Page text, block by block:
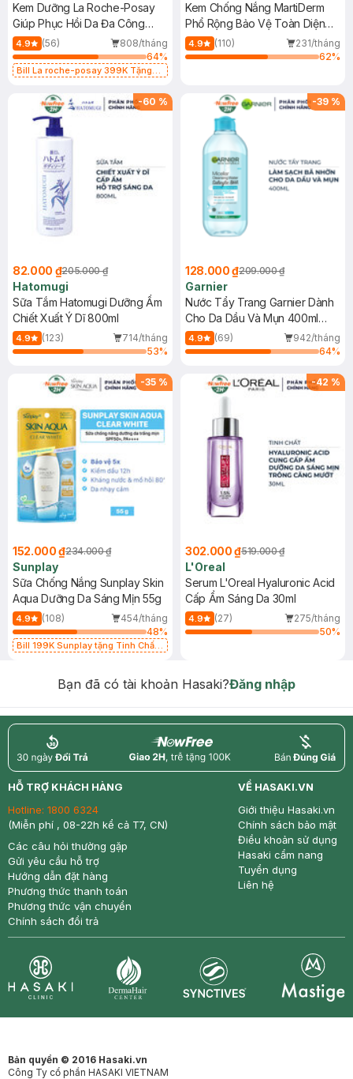
Kem Dưỡng La Roche-Posay
Giúp Phục Hồi Da Đa Công
Dụng 40ml
4.9 (56)
808/tháng
64%
Bill La roche-posay 399K Tặng
(SL có hạn)
Kem Chống Nắng MartiDerm
Phổ Rộng Bảo Vệ Toàn Diện
40ml
4.9 (110)
231/tháng
62%
-60 %
82.000 ₫205.000 ₫
Hatomugi
Sữa Tắm Hatomugi Dưỡng Ẩm
Chiết Xuất Ý Dĩ 800ml
4.9 (123)
714/tháng
53%
-39 %
128.000 ₫209.000 ₫
Garnier
Nước Tẩy Trang Garnier Dành
Cho Da Dầu Và Mụn 400ml
(Mới)
4.9 (69)
942/tháng
64%
-35 %
152.000 ₫234.000 ₫
Sunplay
Sữa Chống Nắng Sunplay Skin
Aqua Dưỡng Da Sáng Mịn 55g
4.9 (108)
454/tháng
48%
Bill 199K Sunplay tặng Tinh Chất
-42 %
302.000 ₫519.000 ₫
L'Oreal
Serum L'Oreal Hyaluronic Acid
Cấp Ẩm Sáng Da 30ml
4.9 (27)
275/tháng
50%
Bạn đã có tài khoản Hasaki?Đăng nhập
return nowfree price
HỖ TRỢ KHÁCH HÀNG
Hotline: 1800 6324
(Miễn phí , 08-22h kể cả T7, CN)
Các câu hỏi thường gặp
Gửi yêu cầu hỗ trợ
Hướng dẫn đặt hàng
Phương thức thanh toán
Phương thức vận chuyển
Chính sách đổi trả
VỀ HASAKI.VN
Giới thiệu Hasaki.vn
Chính sách bảo mật
Điều khoản sử dụng
Hasaki cẩm nang
Tuyển dụng
Liên hệ
Bản quyền © 2016 Hasaki.vn
Công Ty cổ phần HASAKI VIETNAM